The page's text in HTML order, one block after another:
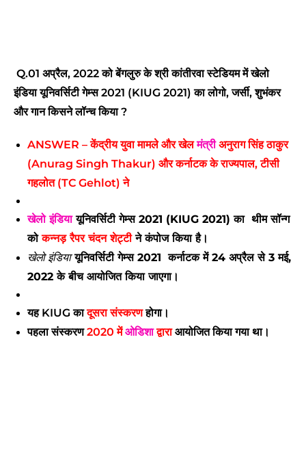
Q.01 अप्रैल, 2022 को बेंगलुरु के श्री कांतीरवा स्टेडियम में खेलो
इंडिया यूनिवर्सिटी गेम्स 2021 (KIUG 2021) का लोगो, जर्सी, शुभंकर
और गान किसने लॉन्च किया ?
ANSWER –केंद्रीय युवा मामले और खेलमंत्रीअनुराग सिंह ठाकुर
(Anurag Singh Thakur) और कर्नाटक के राज्यपाल, टीसी
गहलोत (TC Gehlot) ने
खेलो इंडियायूनिवर्सिटी गेम्स 2021 (KIUG 2021) का थीम सॉन्ग
कोकन्नड़ रैपर चंदन शेट्टीने कंपोज किया है।
खेलो इंडियायूनिवर्सिटी गेम्स 2021 कर्नाटक में 24 अप्रैल से 3 मई,
2022 के बीच आयोजित किया जाएगा।
यह KIUGकादूसरा संस्करणहोगा।
पहला संस्करण2020 मेंओडिशाद्वाराआयोजित किया गया था।